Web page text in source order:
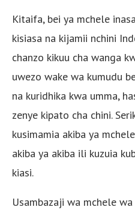
Kitaifa, bei ya mchele
kisiasa na kijamii nchini
chanzo kikuu cha wanga
uwezo wake wa kumudu
na kuridhika kwa umma,
zenye kipato cha chini.
kusimamia akiba ya
akiba ya akiba ili kuzuia
kiasi.
Usambazaji wa mchele